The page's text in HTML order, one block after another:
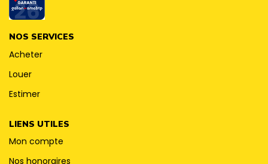
NOS SERVICES
Acheter
Louer
Estimer
LIENS UTILES
Mon compte
Nos honoraires